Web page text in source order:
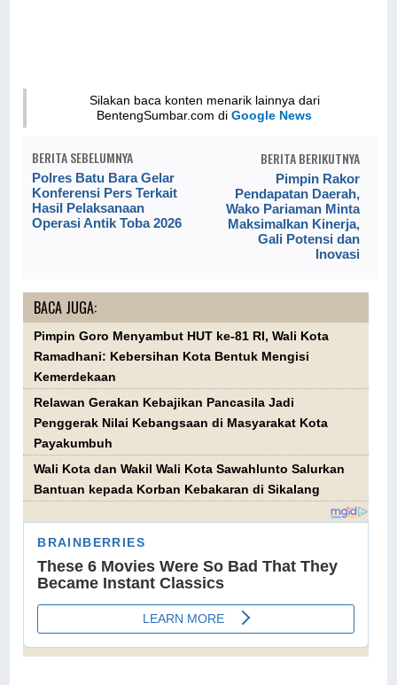
Silakan baca konten menarik lainnya dari
BentengSumbar.com diGoogle News
BERITA SEBELUMNYA
Polres Batu Bara Gelar
Konferensi Pers Terkait
Hasil Pelaksanaan
Operasi Antik Toba 2026
BERITA BERIKUTNYA
Pimpin Rakor
Pendapatan Daerah,
Wako Pariaman Minta
Maksimalkan Kinerja,
Gali Potensi dan
Inovasi
BACA JUGA:
Pimpin Goro Menyambut HUT ke-81 RI, Wali Kota
Ramadhani: Kebersihan Kota Bentuk Mengisi
Kemerdekaan
Relawan Gerakan Kebajikan Pancasila Jadi
Penggerak Nilai Kebangsaan di Masyarakat Kota
Payakumbuh
Wali Kota dan Wakil Wali Kota Sawahlunto Salurkan
Bantuan kepada Korban Kebakaran di Sikalang